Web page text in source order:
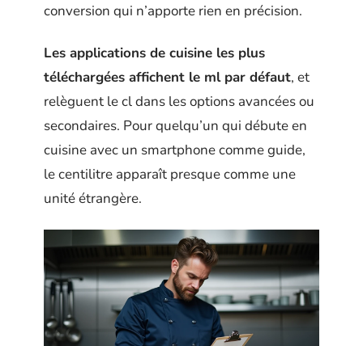
conversion qui n’apporte rien en précision.
Les applications de cuisine les plus
téléchargées affichent le ml par défaut, et
relèguent le cl dans les options avancées ou
secondaires. Pour quelqu’un qui débute en
cuisine avec un smartphone comme guide,
le centilitre apparaît presque comme une
unité étrangère.